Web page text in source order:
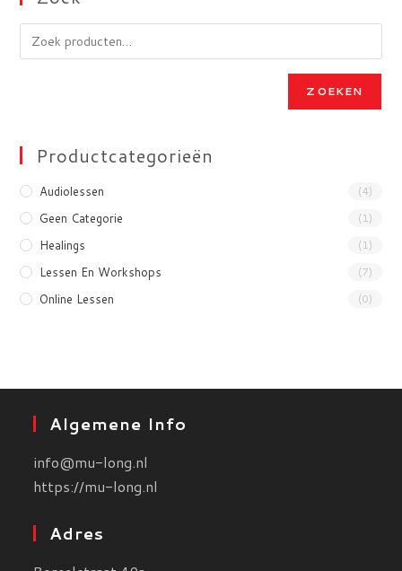
op
ZOEKEN
Productcategorieën
Audiolessen (4)
Geen Categorie (1)
Healings (1)
Lessen En Workshops (7)
Online Lessen (0)
Algemene Info
info@mu-long.nl
https://mu-long.nl
Adres